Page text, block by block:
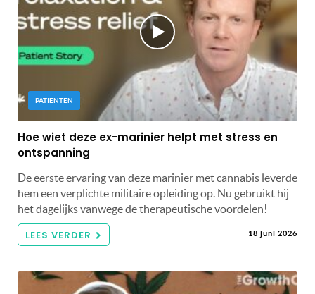
PATIËNTEN
Hoe wiet deze ex-marinier helpt met stress en
ontspanning
De eerste ervaring van deze marinier met cannabis leverde
hem een ​​verplichte militaire opleiding op. Nu gebruikt hij
het dagelijks vanwege de therapeutische voordelen!
LEES VERDER 18 juni 2026